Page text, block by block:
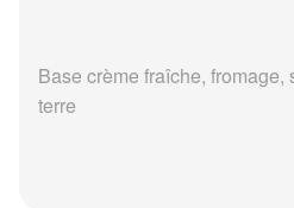
Base crème fraîche, fromage,
terre